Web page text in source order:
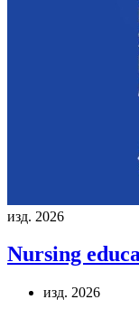
изд. 2026
Nursing
изд. 2026